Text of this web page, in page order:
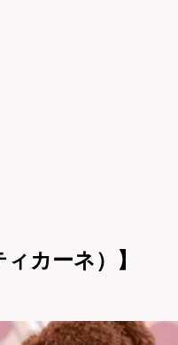
ィカーネ）】